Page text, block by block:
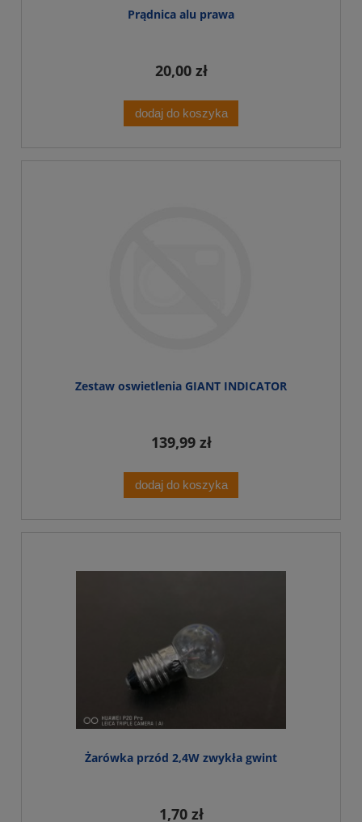
Prądnica alu prawa
20,00 zł
dodaj do koszyka
Zestaw oswietlenia GIANT INDICATOR
139,99 zł
dodaj do koszyka
Żarówka przód 2,4W zwykła gwint
1,70 zł